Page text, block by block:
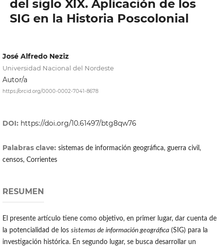
del siglo XIX. Aplicación de los
SIG en la Historia Poscolonial
José Alfredo Neziz
Universidad Nacional del Nordeste
Autor/a
https://orcid.org/0000-0002-7041-8678
DOI: https://doi.org/10.61497/btg8qw76
Palabras clave: sistemas de información geográfica, guerra civil,
censos, Corrientes
RESUMEN
El presente artículo tiene como objetivo, en primer lugar, dar cuenta de
la potencialidad de los sistemas de información geográfica(SIG) para la
investigación histórica. En segundo lugar, se busca desarrollar un